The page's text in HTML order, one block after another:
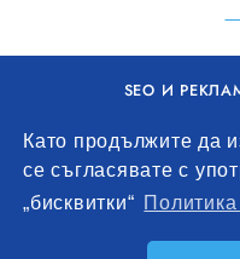
Като продължите да
се съгласявате с
„бисквитки“ Политика
SEO И
Уолоу Интернешънъл